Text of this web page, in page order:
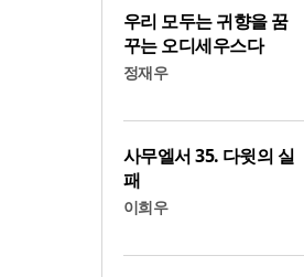
우리 모두는 귀향을 꿈
꾸는 오디세우스다
정재우
사무엘서 35. 다윗의 실
패
이희우